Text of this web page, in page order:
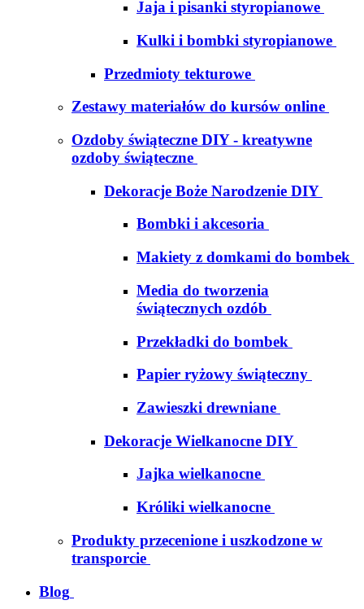
Jaja i pisanki styropianowe
Kulki i bombki styropianowe
Przedmioty tekturowe
Zestawy materiałów do kursów online
Ozdoby świąteczne DIY - kreatywne
ozdoby świąteczne
Dekoracje Boże Narodzenie DIY
Bombki i akcesoria
Makiety z domkami do bombek
Media do tworzenia
świątecznych ozdób
Przekładki do bombek
Papier ryżowy świąteczny
Zawieszki drewniane
Dekoracje Wielkanocne DIY
Jajka wielkanocne
Króliki wielkanocne
Produkty przecenione i uszkodzone w
transporcie
Blog